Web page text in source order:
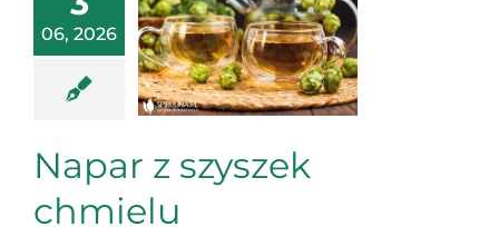
06, 2026
Napar z szyszek
chmielu